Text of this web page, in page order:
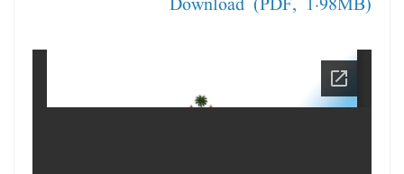
Download (PDF, 1.98MB)